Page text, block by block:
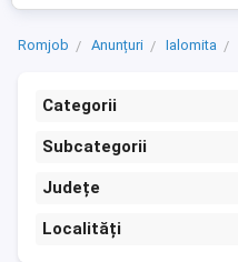
Romjob Anunțuri Ialomita
Categorii
Subcategorii
Județe
Localități